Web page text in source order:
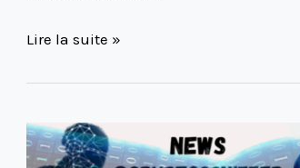
Lire la suite »
Actualités
importantes